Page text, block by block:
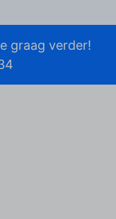
graag verder!